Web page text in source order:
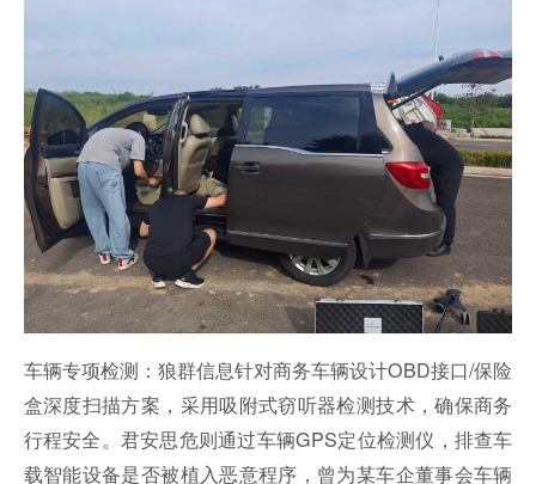
车辆专项检测：狼群信息针对商务车辆设计OBD接口/保险
盒深度扫描方案，采用吸附式窃听器检测技术，确保商务
行程安全。君安思危则通过车辆GPS定位检测仪，排查车
载智能设备是否被植入恶意程序，曾为某车企董事会车辆